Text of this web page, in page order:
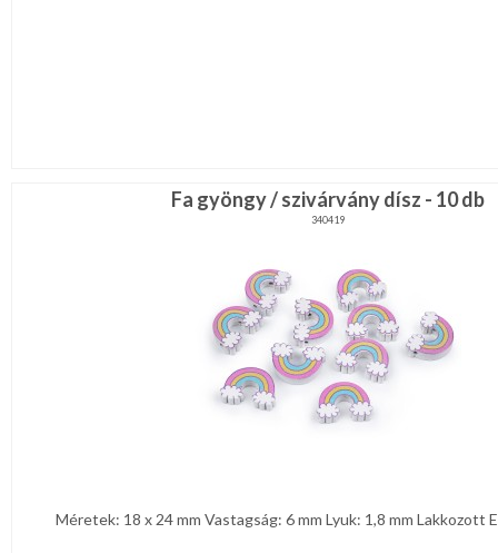
Fa gyöngy / szivárvány dísz - 10 db
340419
Méretek: 18 x 24 mm Vastagság: 6 mm Lyuk: 1,8 mm Lakkozott